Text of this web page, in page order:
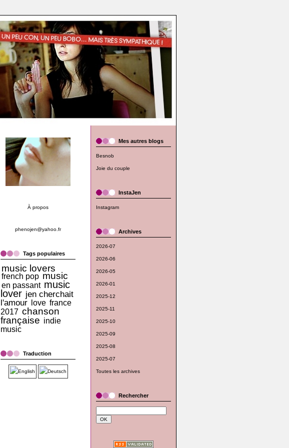
À propos
phenojen@yahoo.fr
Tags populaires
music lovers
french pop music
en passant music
lover jen cherchait
l'amour
love france
2017 chanson
française indie
music
Traduction
Mes autres blogs
Besnob
Joie du couple
InstaJen
Instagram
Archives
2026-07
2026-06
2026-05
2026-01
2025-12
2025-11
2025-10
2025-09
2025-08
2025-07
Toutes les archives
Rechercher